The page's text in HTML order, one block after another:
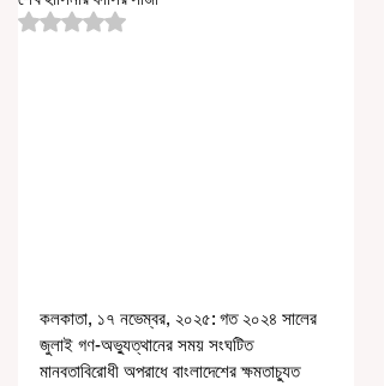
Rated NaN out of 5 stars.
কলকাতা, ১৭ নভেম্বর, ২০২৫: গত ২০২৪ সালের
জুলাই গণ-অভ্যুত্থানের সময় সংঘটিত
মানবতাবিরোধী অপরাধে বাংলাদেশের ক্ষমতাচ্যুত